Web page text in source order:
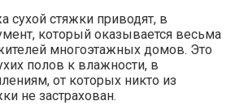
сухой стяжки приводят, в
который оказывается весьма
многоэтажных домов. Это
полов к влажности, в
от которых никто из
не застрахован.